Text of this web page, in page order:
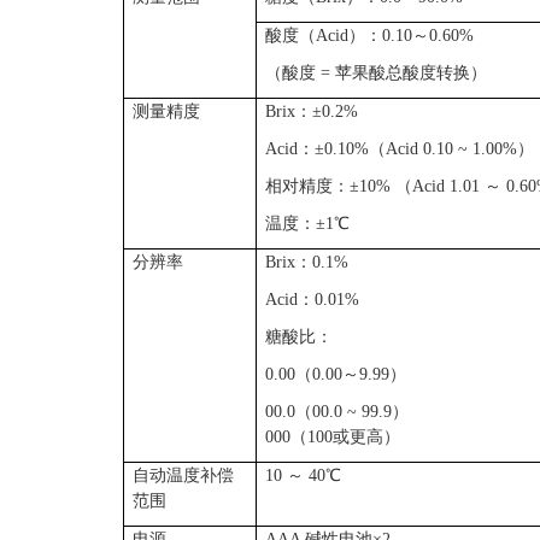
酸度（Acid）： 0.10～0.60%
（酸度 = 苹果酸总酸度转换）
测量精度 Brix ：±0.2%
Acid ： ±0.10% （Acid 0.10 ~ 1.00%）
相对精度：±10% （Acid 1.01 ～
温度：±1℃
分辨率 Brix ：0.1%
Acid ： 0.01%
糖酸比：
0.00 （0.00～9.99）
00.0 （00.0 ~ 99.9）
000（100或更高）
自动温度补偿
范围
10 ～ 40℃